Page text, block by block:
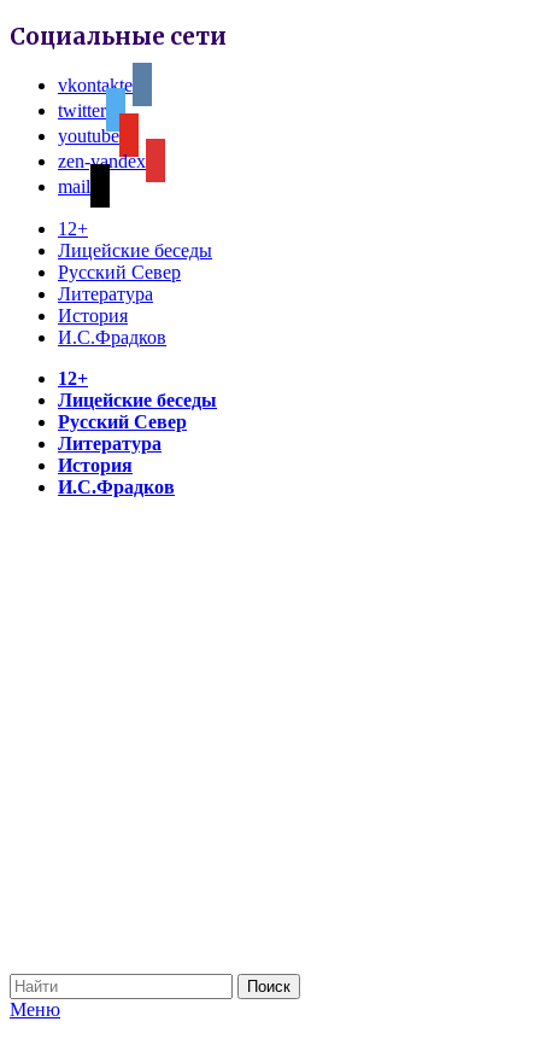
Социальные сети
vkontakte
twitter
youtube
zen-yandex
mail
12+
Лицейские беседы
Русский Север
Литература
История
И.С.Фрадков
12+
Лицейские беседы
Русский Север
Литература
История
И.С.Фрадков
Меню